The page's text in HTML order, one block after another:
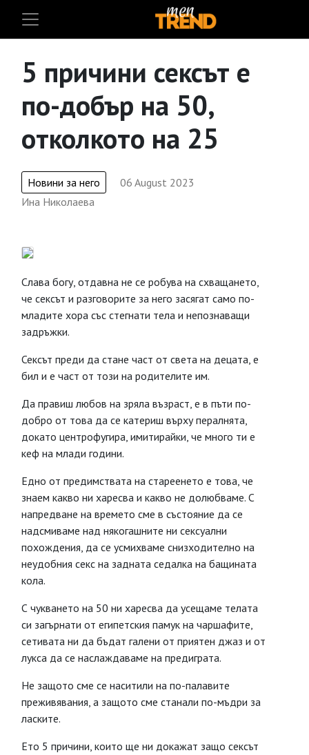
5 причини сексът е
по-добър на 50,
отколкото на 25
Новини за него
06 August 2023
Ина Николаева
Слава богу, отдавна не се робува на схващането,
че сексът и разговорите за него засягат само по-
младите хора със стегнати тела и непознаващи
задръжки.
Сексът преди да стане част от света на децата, е
бил и е част от този на родителите им.
Да правиш любов на зряла възраст, е в пъти по-
добро от това да се катериш върху пералнята,
докато центрофугира, имитирайки, че много ти е
кеф на млади години.
Едно от предимствата на стареенето е това, че
знаем какво ни харесва и какво не долюбваме. С
напредване на времето сме в състояние да се
надсмиваме над някогашните ни сексуални
похождения, да се усмихваме снизходително на
неудобния секс на задната седалка на бащината
кола.
С чукването на 50 ни харесва да усещаме телата
си загърнати от египетския памук на чаршафите,
сетивата ни да бъдат галени от приятен джаз и от
лукса да се наслаждаваме на предиграта.
Не защото сме се наситили на по-палавите
преживявания, а защото сме станали по-мъдри за
ласките.
Ето 5 причини, които ще ни докажат защо сексът